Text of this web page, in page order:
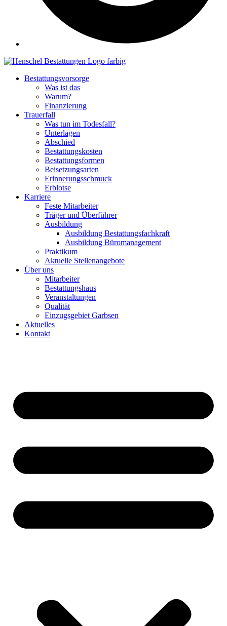
Bestattungsvorsorge
Was ist das
Warum?
Finanzierung
Trauerfall
Was tun im Todesfall?
Unterlagen
Abschied
Bestattungskosten
Bestattungsformen
Beisetzungsarten
Erinnerungsschmuck
Erblotse
Karriere
Feste Mitarbeiter
Träger und Überführer
Ausbildung
Ausbildung Bestattungsfachkraft
Ausbildung Büromanagement
Praktikum
Aktuelle Stellenangebote
Über uns
Mitarbeiter
Bestattungshaus
Veranstaltungen
Qualität
Einzugsgebiet Garbsen
Aktuelles
Kontakt